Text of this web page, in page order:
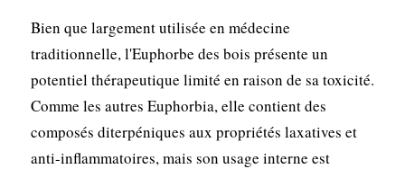
Bien que largement utilisée en médecine
traditionnelle, l'Euphorbe des bois présente un
potentiel thérapeutique limité en raison de sa toxicité.
Comme les autres Euphorbia, elle contient des
composés diterpéniques aux propriétés laxatives et
anti-inflammatoires, mais son usage interne est